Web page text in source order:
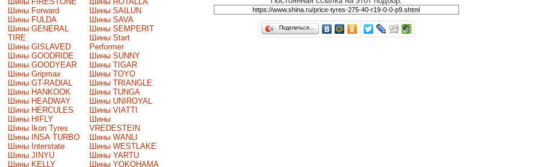
Шины Forward
Шины FULDA
Шины GENERAL
TIRE
Шины GISLAVED
Шины GOODRIDE
Шины GOODYEAR
Шины Gripmax
Шины GT-RADIAL
Шины HANKOOK
Шины HEADWAY
Шины HERCULES
Шины HIFLY
Шины Ikon Tyres
Шины INSA TURBO
Шины Interstate
Шины JINYU
Шины KELLY
Шины SAILUN
Шины SAVA
Шины SEMPERIT
Шины Start
Performer
Шины SUNNY
Шины TIGAR
Шины TOYO
Шины TRIANGLE
Шины TUNGA
Шины UNIROYAL
Шины VIATTI
Шины
VREDESTEIN
Шины WANLI
Шины WESTLAKE
Шины YARTU
Шины YOKOHAMA
Поделиться…